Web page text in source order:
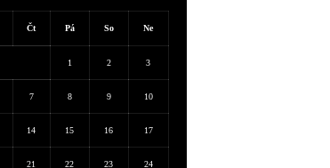
Čt Pá So Ne
1 2 3
7 8 9 10
14 15 16 17
21 22 23 24